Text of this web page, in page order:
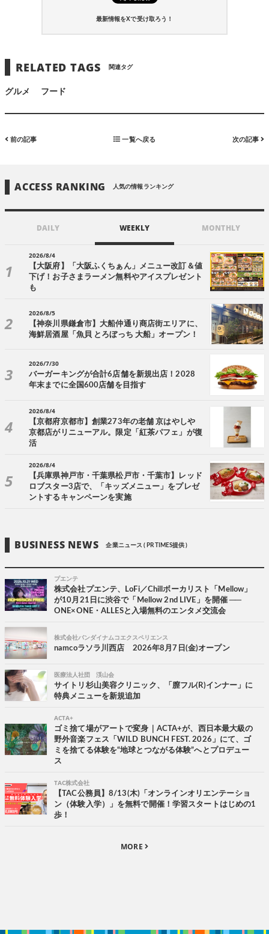
最新情報をXで受け取ろう！
RELATED TAGS 関連タグ
グルメ フード
前の記事 一覧へ戻る 次の記事
ACCESS RANKING 人気の情報ランキング
DAILY WEEKLY MONTHLY
2026/8/4
【大阪府】「大阪ふくちぁん」メニュー改訂＆値
下げ！お子さまラーメン無料やアイスプレゼント
も
2026/8/5
【神奈川県鎌倉市】大船仲通り商店街エリアに、
海鮮居酒屋「魚貝 とろぼっち 大船」オープン！
2026/7/30
バーガーキングが合計6店舗を新規出店！2028
年末までに全国600店舗を目指す
2026/8/4
【京都府京都市】創業273年の老舗 京はやしや
京都店がリニューアル。限定「紅茶パフェ」が復
活
2026/8/4
【兵庫県神戸市・千葉県松戸市・千葉市】レッド
ロブスター3店で、「キッズメニュー」をプレゼ
ントするキャンペーンを実施
BUSINESS NEWS 企業ニュース ( PR TIMES提供 )
プエンテ
株式会社プエンテ、LoFi／Chillボーカリスト「Mellow」
が10月21日に渋谷で「Mellow 2nd LIVE」を開催 ──
ONE×ONE・ALLESと入場無料のエンタメ交流会
株式会社バンダイナムコエクスペリエンス
namcoラソラ川西店 2026年8月7日(金)オープン
医療法人社団 渓山会
サイトリ杉山美容クリニック、「膣フル(R)インナー」に
特典メニューを新規追加
ACTA+
ゴミ捨て場がアートで変身｜ACTA+が、西日本最大級の
野外音楽フェス「WILD BUNCH FEST. 2026」にて、ゴ
ミを捨てる体験を“地球とつながる体験”へとプロデュー
ス
TAC株式会社
【TAC公務員】8/13(木)「オンラインオリエンテーショ
ン（体験入学）」を無料で開催！学習スタートはじめの1
歩！
MORE